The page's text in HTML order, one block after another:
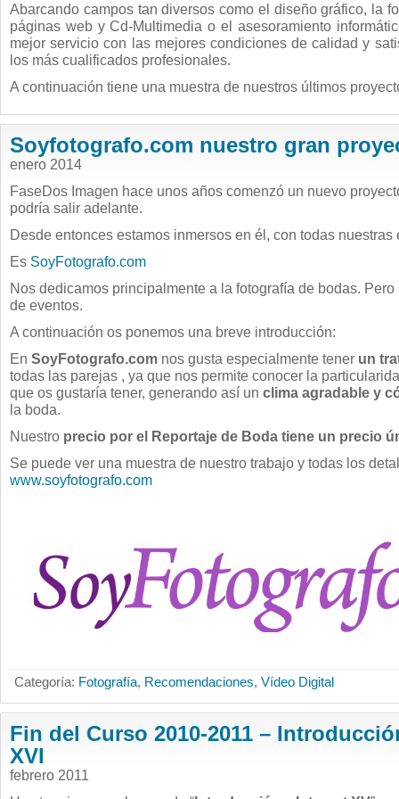
Abarcando campos tan diversos como el diseño gráfico, la
páginas web y Cd-Multimedia o el asesoramiento
mejor servicio con las mejores condiciones de calidad y
los más cualificados profesionales.
A continuación tiene una muestra de nuestros últimos
Soyfotografo.com nuestro gran
enero 2014
FaseDos Imagen hace unos años comenzó un nuevo
podría salir adelante.
Desde entonces estamos inmersos en él, con todas
Es SoyFotografo.com
Nos dedicamos principalmente a la fotografía de bodas.
de eventos.
A continuación os ponemos una breve introducción:
En SoyFotografo.com nos gusta especialmente tener un
todas las parejas , ya que nos permite conocer la
que os gustaría tener, generando así un clima agradable y
la boda.
Nuestro precio por el Reportaje de Boda tiene un precio
Se puede ver una muestra de nuestro trabajo y todas los
www.soyfotografo.com
Categoría: Fotografía, Recomendaciones, Vídeo Digital
Fin del Curso 2010-2011 –
XVI
febrero 2011